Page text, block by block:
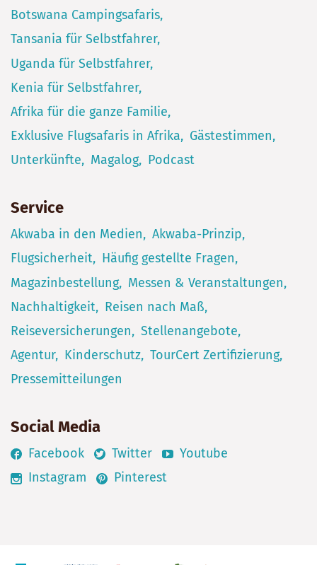
Botswana Campingsafaris
Tansania für Selbstfahrer
Uganda für Selbstfahrer
Kenia für Selbstfahrer
Afrika für die ganze Familie
Exklusive Flugsafaris in Afrika
Gästestimmen
Unterkünfte
Magalog Podcast
Service
Akwaba in den Medien
Akwaba-Prinzip
Flugsicherheit
Häufig gestellte Fragen
Magazinbestellung
Messen & Veranstaltungen
Nachhaltigkeit
Reisen nach Maß
Reiseversicherungen
Stellenangebote
Agentur
Kinderschutz TourCert Zertifizierung
Pressemitteilungen
Social Media
Facebook Twitter
Youtube
Instagram
Pinterest